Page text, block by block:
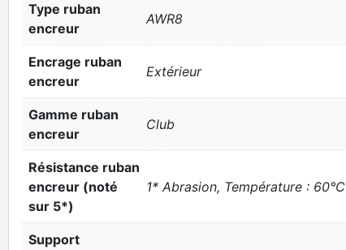
Type ruban
encreur
AWR8
Encrage ruban
encreur
Extérieur
Gamme ruban
encreur
Club
Résistance ruban
encreur (noté
sur 5*)
1* Abrasion, Température : 60°C
Support